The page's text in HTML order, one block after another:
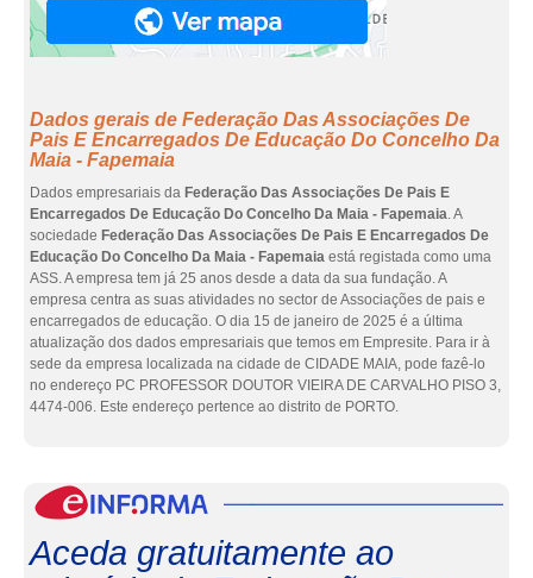
Dados gerais de Federação Das Associações De
Pais E Encarregados De Educação Do Concelho Da
Maia - Fapemaia
Dados empresariais da Federação Das Associações De Pais E
Encarregados De Educação Do Concelho Da Maia - Fapemaia. A
sociedade Federação Das Associações De Pais E Encarregados De
Educação Do Concelho Da Maia - Fapemaia está registada como uma
ASS. A empresa tem já 25 anos desde a data da sua fundação. A
empresa centra as suas atividades no sector de Associações de pais e
encarregados de educação. O dia 15 de janeiro de 2025 é a última
atualização dos dados empresariais que temos em Empresite. Para ir à
sede da empresa localizada na cidade de CIDADE MAIA, pode fazê-lo
no endereço PC PROFESSOR DOUTOR VIEIRA DE CARVALHO PISO 3,
4474-006. Este endereço pertence ao distrito de PORTO.
Aceda gratuitamente ao